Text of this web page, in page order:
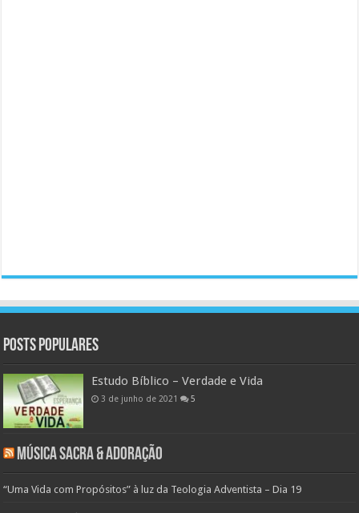
Posts populares
Estudo Bíblico – Verdade e Vida
3 de junho de 2021 5
Música Sacra & Adoração
“Uma Vida com Propósitos” à luz da Teologia Adventista – Dia 19